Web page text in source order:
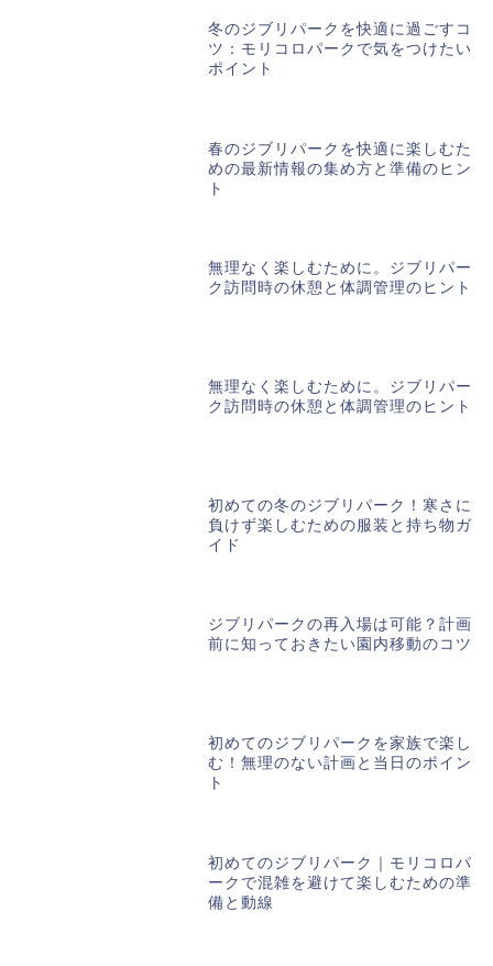
冬のジブリパークを快適に過ごすコ
ツ：モリコロパークで気をつけたい
ポイント
春のジブリパークを快適に楽しむた
めの最新情報の集め方と準備のヒン
ト
無理なく楽しむために。ジブリパー
ク訪問時の休憩と体調管理のヒント
無理なく楽しむために。ジブリパー
ク訪問時の休憩と体調管理のヒント
初めての冬のジブリパーク！寒さに
負けず楽しむための服装と持ち物ガ
イド
ジブリパークの再入場は可能？計画
前に知っておきたい園内移動のコツ
初めてのジブリパークを家族で楽し
む！無理のない計画と当日のポイン
ト
初めてのジブリパーク｜モリコロパ
ークで混雑を避けて楽しむための準
備と動線